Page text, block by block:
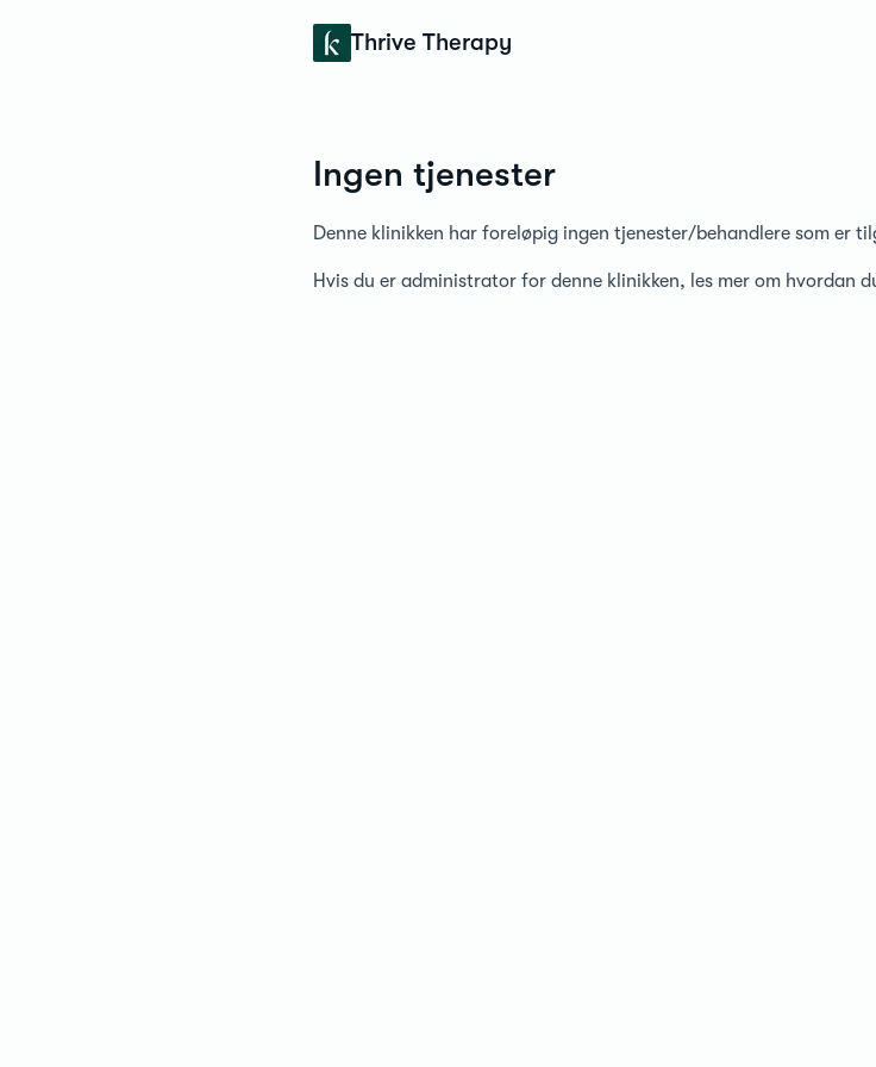
Thrive Therapy
Ingen tjenester
Denne klinikken har foreløpig ingen tjenester/behandlere som er
Hvis du er administrator for denne klinikken, les mer om hvordan